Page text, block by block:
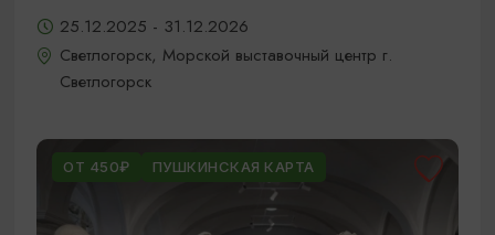
25.12.2025 - 31.12.2026
Светлогорск, Морской выставочный центр г.
Светлогорск
ОТ 450₽ ПУШКИНСКАЯ КАРТА